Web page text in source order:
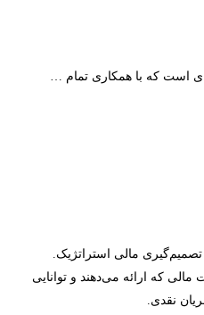
است که با همکاری تمام …
مالی استراتژیک.
که ارائه می‌دهند و توانایی
نقدی.